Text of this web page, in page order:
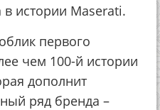
истории Maserati.
первого
чем 100-й истории
дополнит
ряд бренда –